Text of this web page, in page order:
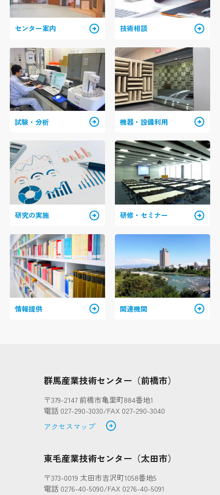
センター案内 arrow_circle_right 技術相談 arrow_circle_right
試験・分析 arrow_circle_right 機器・設備利用 arrow_circle_right
研究の実施 arrow_circle_right 研修・セミナー arrow_circle_right
情報提供 arrow_circle_right 関連機関 arrow_circle_right
群馬産業技術センター（前橋市）
〒379-2147 前橋市亀里町884番地1
電話 027-290-3030/FAX 027-290-3040
アクセスマップ
arrow_circle_right
東毛産業技術センター（太田市）
〒373-0019 太田市吉沢町1058番地5
電話 0276-40-5090/FAX 0276-40-5091